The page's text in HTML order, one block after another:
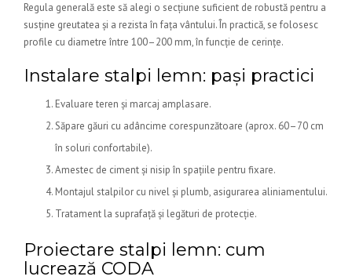
Regula generală este să alegi o secțiune suficient de robustă pentru a
susține greutatea și a rezista în fața vântului. În practică, se folosesc
profile cu diametre între 100–200 mm, în funcție de cerințe.
Instalare stalpi lemn: pași practici
Evaluare teren și marcaj amplasare.
Săpare găuri cu adâncime corespunzătoare (aprox. 60–70 cm
în soluri confortabile).
Amestec de ciment și nisip în spațiile pentru fixare.
Montajul stalpilor cu nivel și plumb, asigurarea aliniamentului.
Tratament la suprafață și legături de protecție.
Proiectare stalpi lemn: cum
lucrează CODA